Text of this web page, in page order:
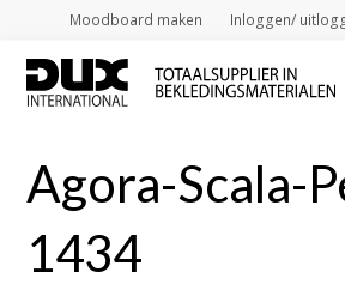
Moodboard maken Inloggen/
Agora-Scala-
1434